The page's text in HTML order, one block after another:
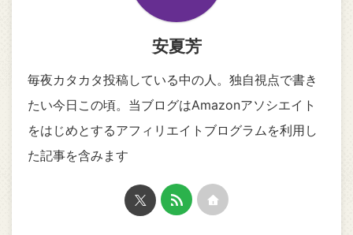
安夏芳
毎夜カタカタ投稿している中の人。独自視点で書き
たい今日この頃。当ブログはAmazonアソシエイト
をはじめとするアフィリエイトブログラムを利用し
た記事を含みます